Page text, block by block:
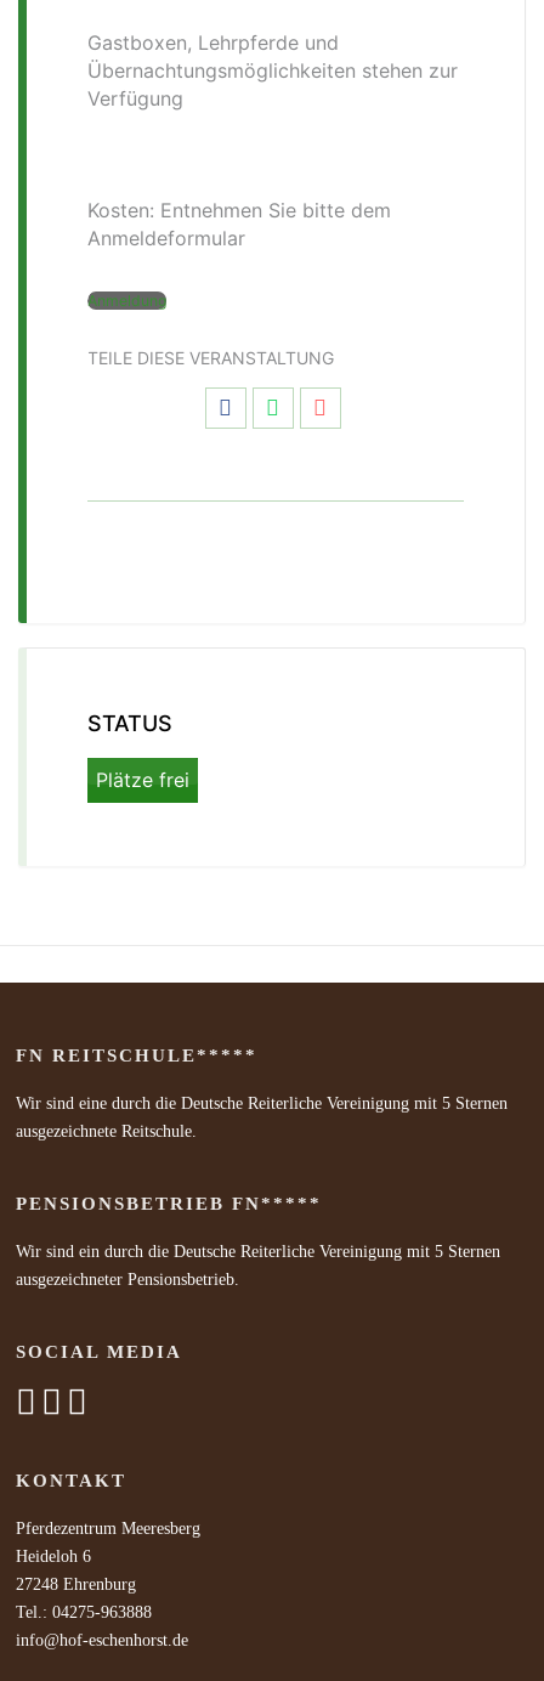
Gastboxen, Lehrpferde und
Übernachtungsmöglichkeiten stehen zur
Verfügung
Kosten: Entnehmen Sie bitte dem
Anmeldeformular
Anmeldung
TEILE DIESE VERANSTALTUNG
STATUS
Plätze frei
FN REITSCHULE*****
Wir sind eine durch die Deutsche Reiterliche Vereinigung mit 5 Sternen
ausgezeichnete Reitschule.
PENSIONSBETRIEB FN*****
Wir sind ein durch die Deutsche Reiterliche Vereinigung mit 5 Sternen
ausgezeichneter Pensionsbetrieb.
SOCIAL MEDIA
KONTAKT
Pferdezentrum Meeresberg
Heideloh 6
27248 Ehrenburg
Tel.: 04275-963888
info@hof-eschenhorst.de